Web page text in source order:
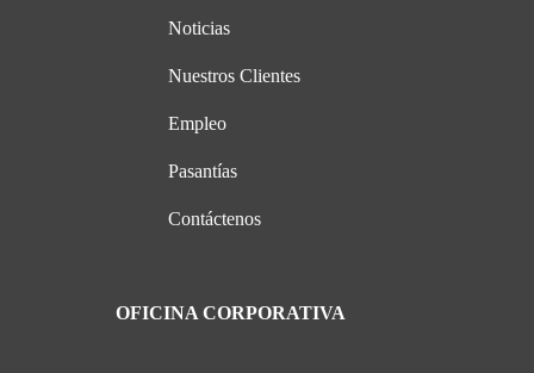
Noticias
Nuestros Clientes
Empleo
Pasantías
Contáctenos
OFICINA CORPORATIVA